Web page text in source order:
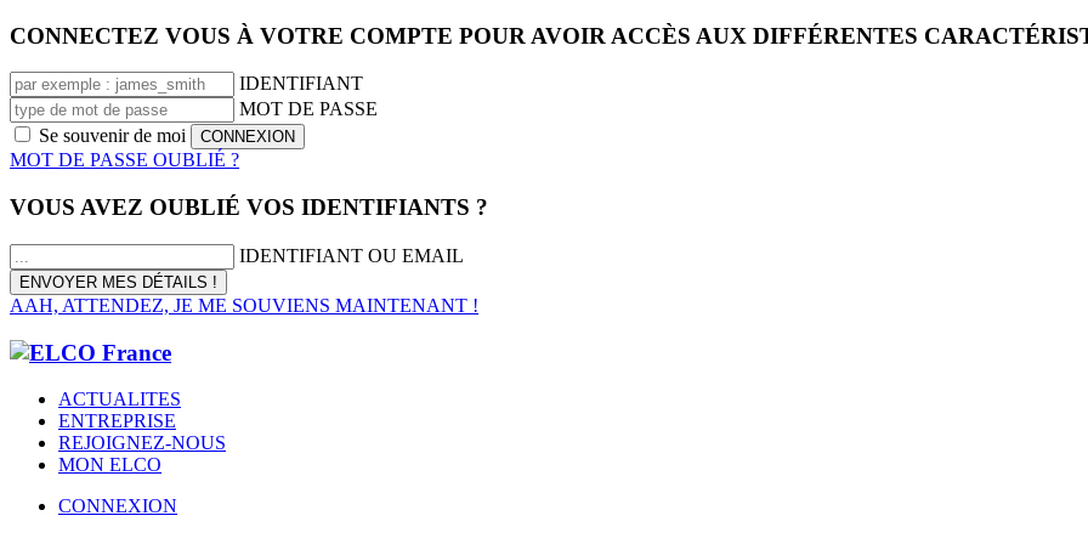
CONNECTEZ VOUS À VOTRE COMPTE POUR AVOIR ACCÈS AUX DIFFÉRENTES
IDENTIFIANT
MOT DE PASSE
Se souvenir de moi
MOT DE PASSE OUBLIÉ ?
VOUS AVEZ OUBLIÉ VOS IDENTIFIANTS ?
IDENTIFIANT OU EMAIL
AAH, ATTENDEZ, JE ME SOUVIENS MAINTENANT !
ACTUALITES
ENTREPRISE
REJOIGNEZ-NOUS
MON ELCO
CONNEXION